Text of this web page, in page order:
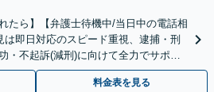
たら】【弁護士待機中/当日中の電話相
即日対応のスピード重視、逮捕・刑
・不起訴(減刑)に向けて全力でサポー
門】
料金表を見る